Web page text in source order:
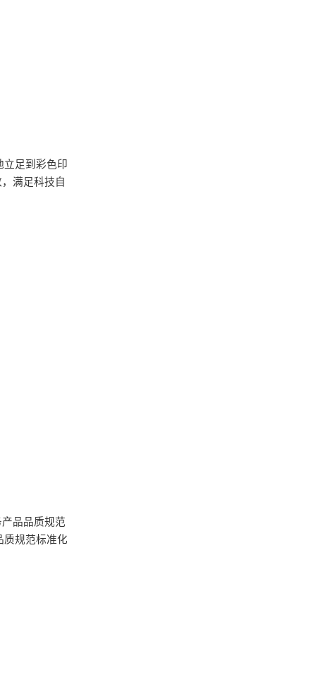
立足到彩色印
满足科技自
品品质规范
质规范标准化